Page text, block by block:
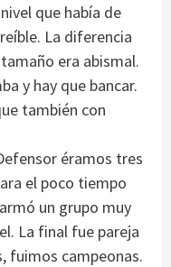
que había de
La diferencia
era abismal.
y hay que bancar.
también con
éramos tres
el poco tiempo
un grupo muy
La final fue pareja
fuimos campeonas.